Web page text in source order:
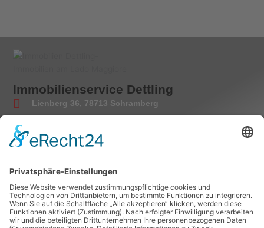
Immobilienservice Dettling
Lienberg 36, 78713 Schramberg
Fax: 00 49-7422-8965
Mail: info@tessin-immobilien.de
Besuchen Sie uns auf Facebook